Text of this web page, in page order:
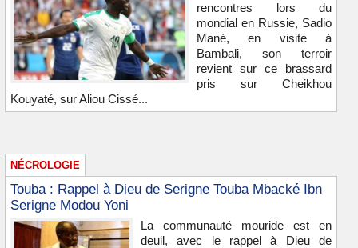
rencontres lors du
mondial en Russie, Sadio
Mané, en visite à
Bambali, son terroir
revient sur ce brassard
pris sur Cheikhou
Kouyaté, sur Aliou Cissé...
NÉCROLOGIE
Touba : Rappel à Dieu de Serigne Touba Mbacké Ibn
Serigne Modou Yoni
La communauté mouride est en
deuil, avec le rappel à Dieu de